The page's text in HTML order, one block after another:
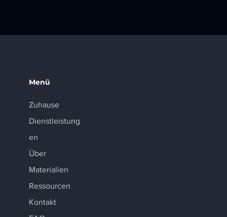
Menü
Zuhause
Dienstleistung
en
Über
Materialien
Ressourcen
Kontakt